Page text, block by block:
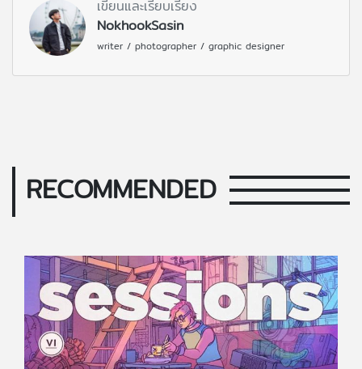
เขียนและเรียบเรียง
NokhookSasin
writer / photographer / graphic designer
RECOMMENDED